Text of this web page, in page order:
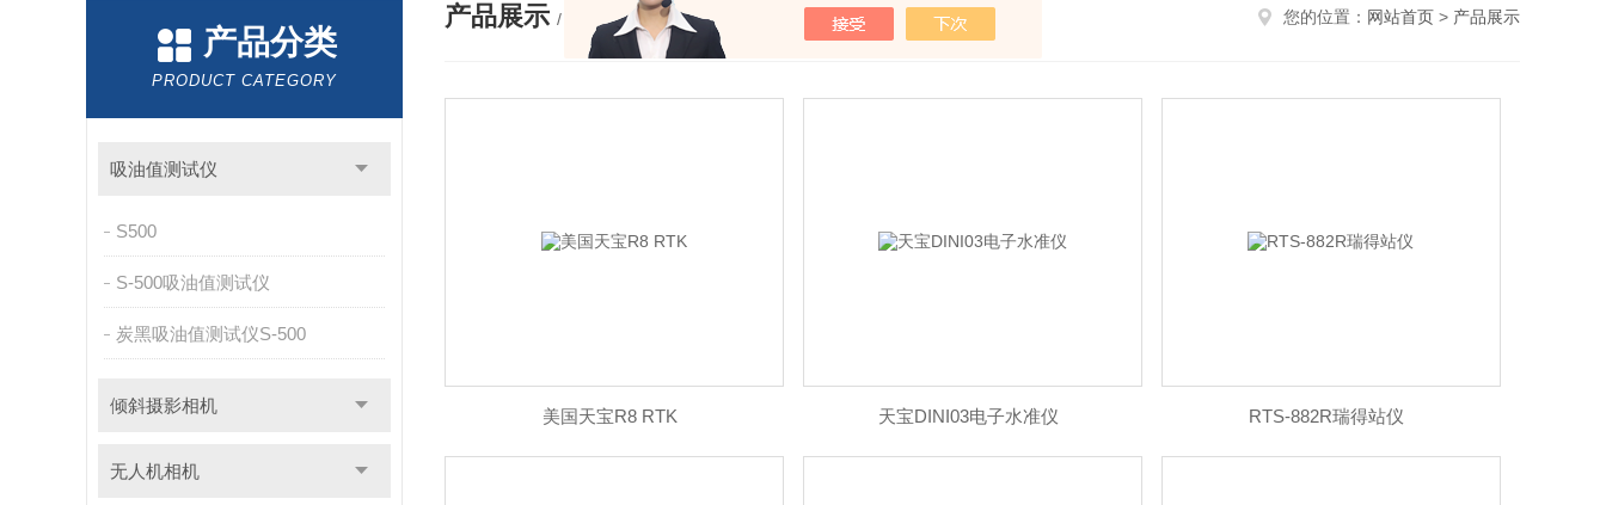
产品分类
PRODUCT CATEGORY
吸油值测试仪
S500
S-500吸油值测试仪
炭黑吸油值测试仪S-500
倾斜摄影相机
无人机相机
产品展示 / PRODUCTS 您的位置： 网站首页 > 产品展示
美国天宝R8 RTK 天宝DINI03电子水准仪 RTS-882R瑞得站仪